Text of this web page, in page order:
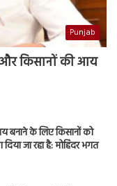
Punjab
और किसानों की आय
बनाने के लिए किसानों को
जा रहा है: मोहिंदर भगत